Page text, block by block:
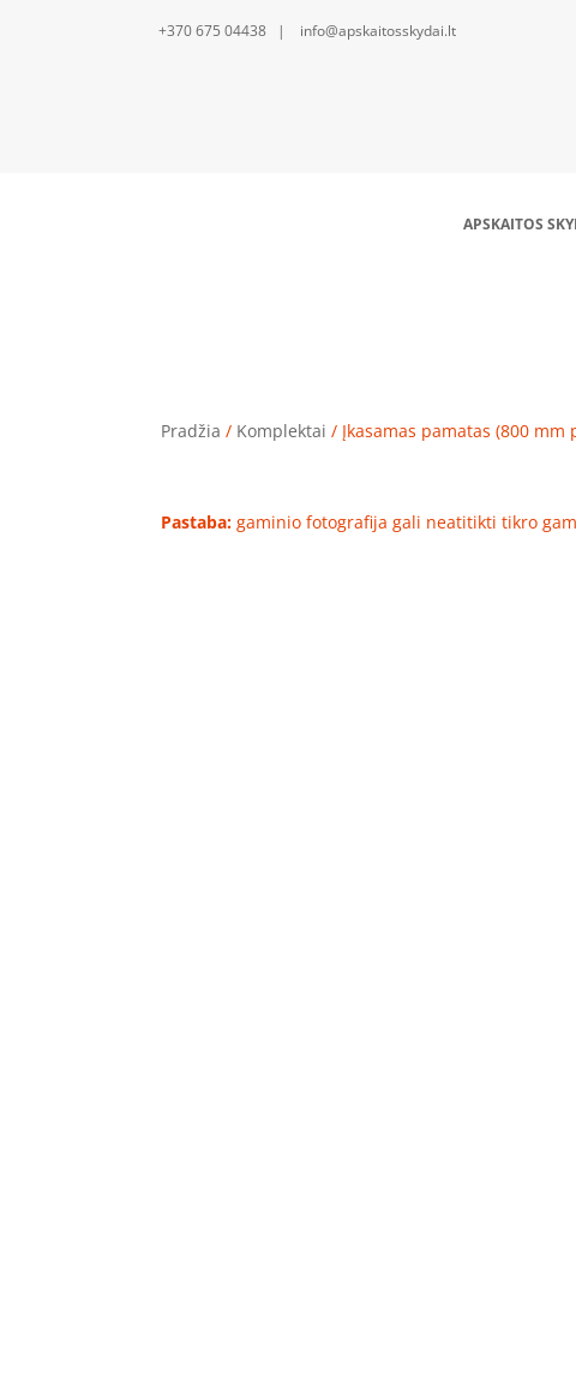
+370 675 04438 | info@apskaitosskydai.lt
APSKAITOS
Pradžia / Komplektai / Įkasamas pamatas (800 mm
Pastaba: gaminio fotografija gali neatitikti tikro